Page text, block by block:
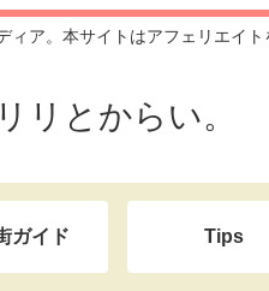
ア。本サイトはアフェリエイト
リとからい。
ガイド Tips